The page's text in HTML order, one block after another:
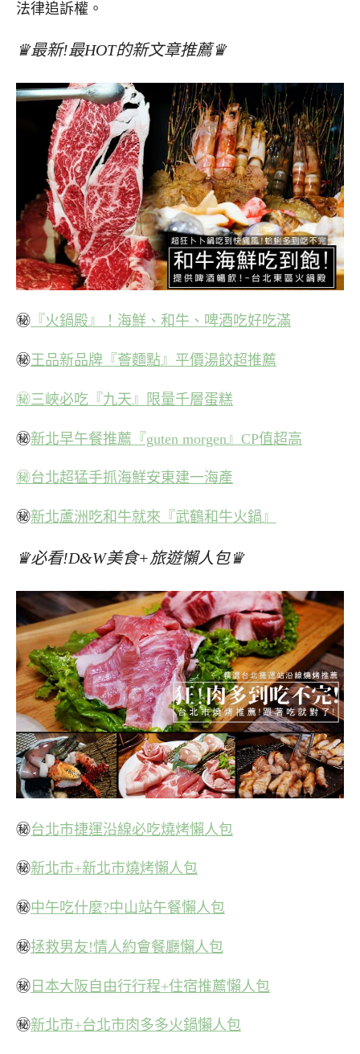
法律追訴權。
♛最新!最HOT的新文章推薦♛
㊙ 『火鍋殿』！海鮮、和牛、啤酒吃好吃滿
㊙王品新品牌『薈麵點』平價湯餃超推薦
㊙三峽必吃『九天』限量千層蛋糕
㊙新北早午餐推薦『guten morgen』CP值超高
㊙台北超猛手抓海鮮安東建一海產
㊙新北蘆洲吃和牛就來『武鶴和牛火鍋』
♛必看!D&W美食+旅遊懶人包♛
㊙台北市捷運沿線必吃燒烤懶人包
㊙新北市+新北市燒烤懶人包
㊙中午吃什麼?中山站午餐懶人包
㊙拯救男友!情人約會餐廳懶人包
㊙ 日本大阪自由行行程+住宿推薦懶人包
㊙新北市+台北市肉多多火鍋懶人包